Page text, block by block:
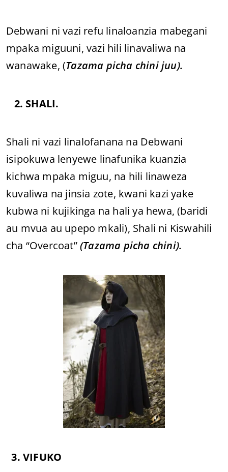
Debwani ni vazi refu linaloanzia mabegani
mpaka miguuni, vazi hili linavaliwa na
wanawake, (Tazama picha chini juu).
2. SHALI.
Shali ni vazi linalofanana na Debwani
isipokuwa lenyewe linafunika kuanzia
kichwa mpaka miguu, na hili linaweza
kuvaliwa na jinsia zote, kwani kazi yake
kubwa ni kujikinga na hali ya hewa, (baridi
au mvua au upepo mkali), Shali ni Kiswahili
cha “Overcoat”(Tazama picha chini).
3. VIFUKO